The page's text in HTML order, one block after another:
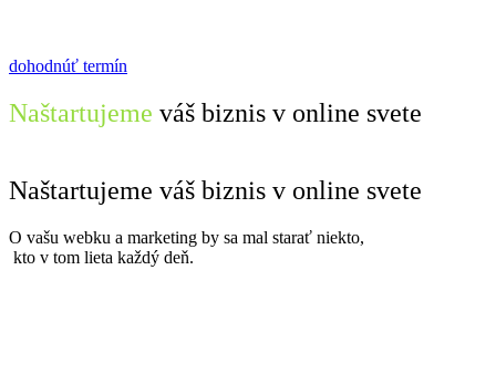
dohodnúť termín
Naštartujeme váš biznis v online svete
Naštartujeme váš biznis v online svete
O vašu webku a marketing by sa mal starať niekto,
kto v tom lieta každý deň.